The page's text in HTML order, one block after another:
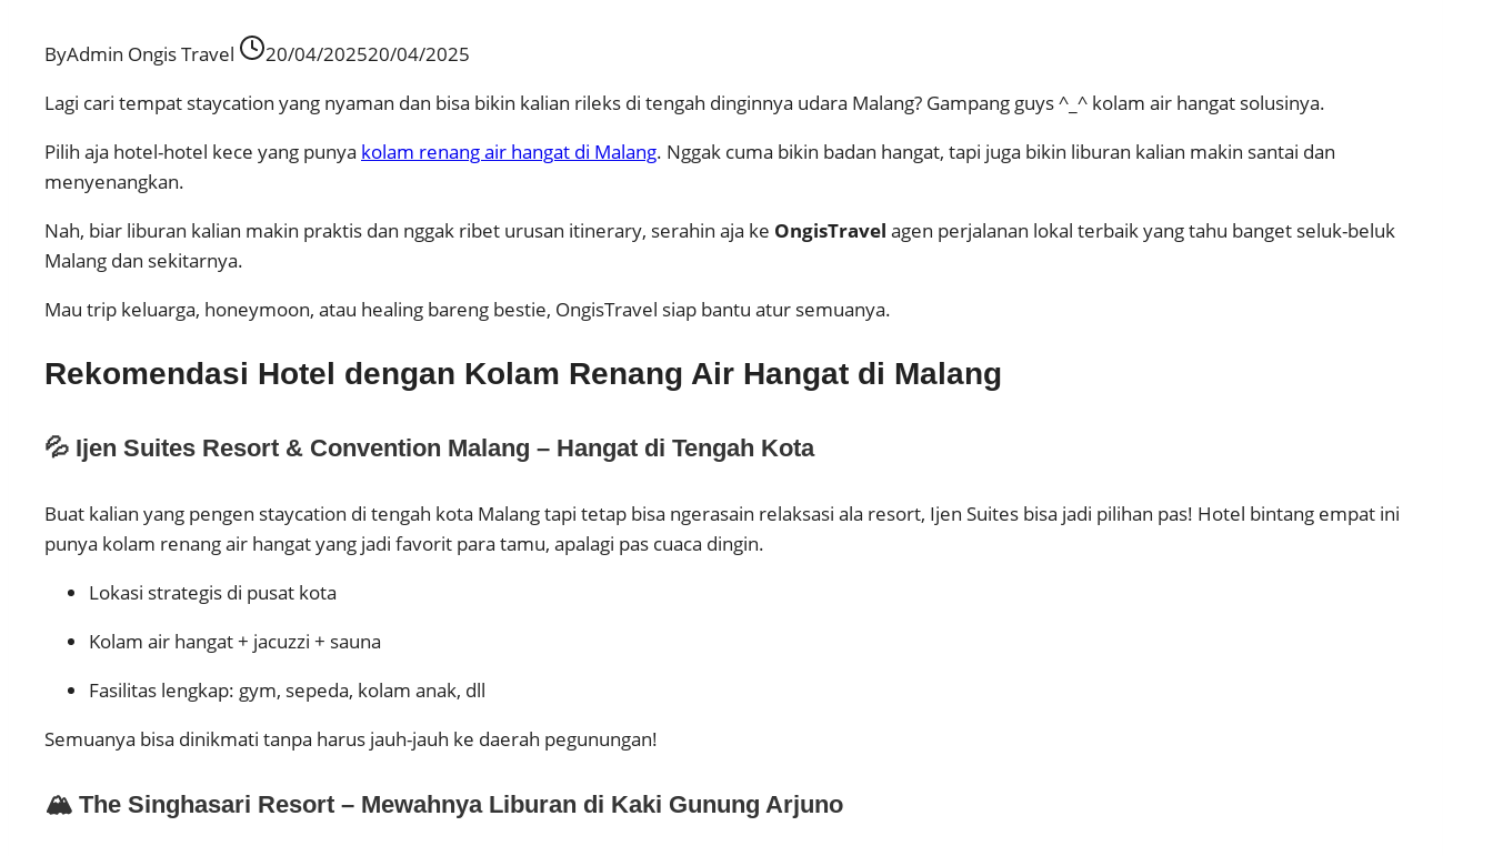
ByAdmin Ongis Travel 20/04/202520/04/2025
Lagi cari tempat staycation yang nyaman dan bisa bikin kalian rileks di tengah dinginnya udara Malang? Gampang guys ^_^ kolam air hangat solusinya.
Pilih aja hotel-hotel kece yang punya kolam renang air hangat di Malang. Nggak cuma bikin badan hangat, tapi juga bikin liburan kalian makin santai dan
menyenangkan.
Nah, biar liburan kalian makin praktis dan nggak ribet urusan itinerary, serahin aja ke OngisTravel agen perjalanan lokal terbaik yang tahu banget seluk-beluk
Malang dan sekitarnya.
Mau trip keluarga, honeymoon, atau healing bareng bestie, OngisTravel siap bantu atur semuanya.
Rekomendasi Hotel dengan Kolam Renang Air Hangat di Malang
💦 Ijen Suites Resort & Convention Malang – Hangat di Tengah Kota
Buat kalian yang pengen staycation di tengah kota Malang tapi tetap bisa ngerasain relaksasi ala resort, Ijen Suites bisa jadi pilihan pas! Hotel bintang empat ini
punya kolam renang air hangat yang jadi favorit para tamu, apalagi pas cuaca dingin.
Lokasi strategis di pusat kota
Kolam air hangat + jacuzzi + sauna
Fasilitas lengkap: gym, sepeda, kolam anak, dll
Semuanya bisa dinikmati tanpa harus jauh-jauh ke daerah pegunungan!
🏔️ The Singhasari Resort – Mewahnya Liburan di Kaki Gunung Arjuno